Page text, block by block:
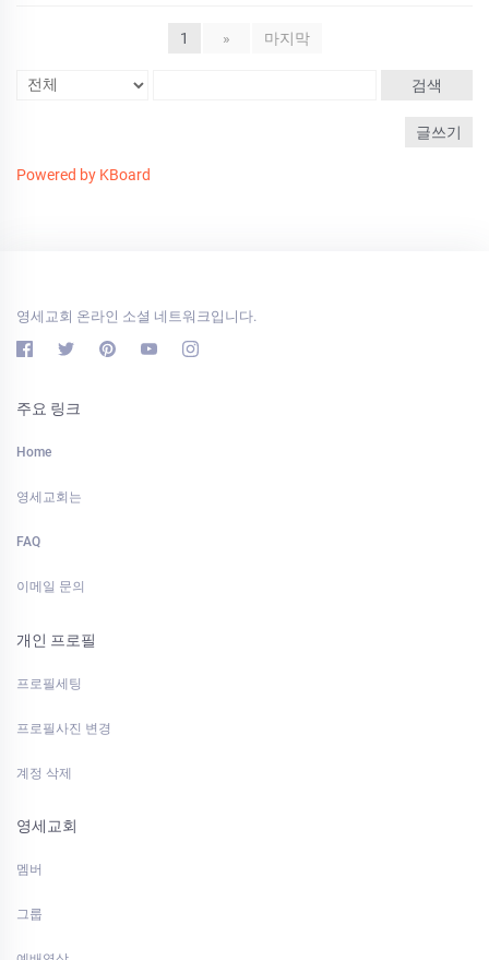
1 » 마지막
검색
글쓰기
Powered by KBoard
영세교회 온라인 소셜 네트워크입니다.
주요 링크
Home
영세교회는
FAQ
이메일 문의
개인 프로필
프로필세팅
프로필사진 변경
계정 삭제
영세교회
멤버
그룹